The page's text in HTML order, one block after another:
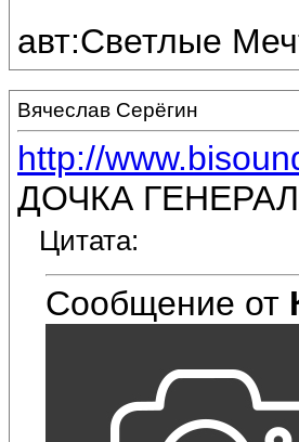
авт:Светлые
Вячеслав Серёгин
http://
ДОЧКА
Цитата:
Сообщение от